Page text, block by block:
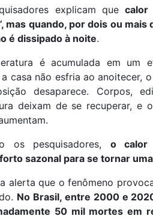
explicam quecalor
mas quando, por dois ou
é dissipado à noite.
é acumulada em um
casa não esfria ao anoitecer,
desaparece. Corpos,
deixam de se recuperar, e
os pesquisadores, o calor
sazonal para se tornar
alerta que o fenômeno
No Brasil, entre 2000 e
50 mil mortes em